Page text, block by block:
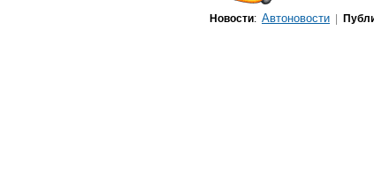
Новости: Автоновости